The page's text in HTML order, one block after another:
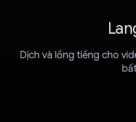
Dịch và lồng tiếng cho